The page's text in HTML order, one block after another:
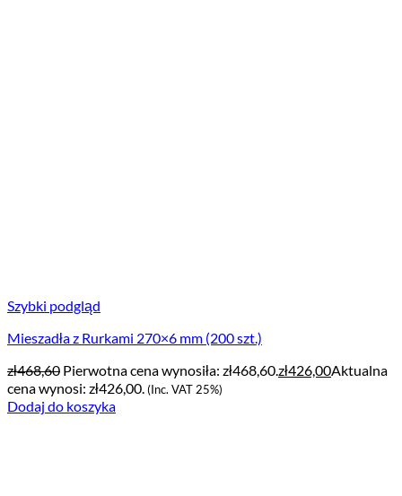
Szybki podgląd
Mieszadła z Rurkami 270×6 mm (200 szt.)
zł468,60 Pierwotna cena wynosiła: zł468,60.zł426,00Aktualna
cena wynosi: zł426,00.(Inc. VAT 25%)
Dodaj do koszyka